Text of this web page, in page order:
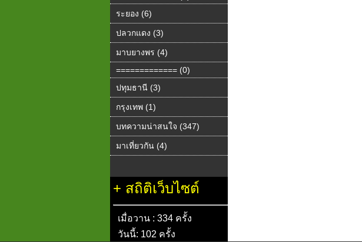
ระยอง (6)
ปลวกแดง (3)
มาบยางพร (4)
============= (0)
ปทุมธานี (3)
กรุงเทพ (1)
บทความน่าสนใจ (347)
มาเที่ยวกัน (4)
+ สถิติเว็บไซต์
เมื่อวาน : 334 ครั้ง
วันนี้: 102 ครั้ง